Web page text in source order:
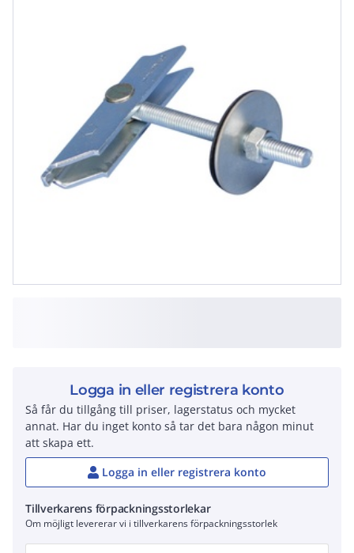
Logga in eller registrera konto
Så får du tillgång till priser, lagerstatus och mycket
annat. Har du inget konto så tar det bara någon minut
att skapa ett.
Logga in eller registrera konto
Tillverkarens förpackningsstorlekar
Om möjligt levererar vi i tillverkarens förpackningsstorlek